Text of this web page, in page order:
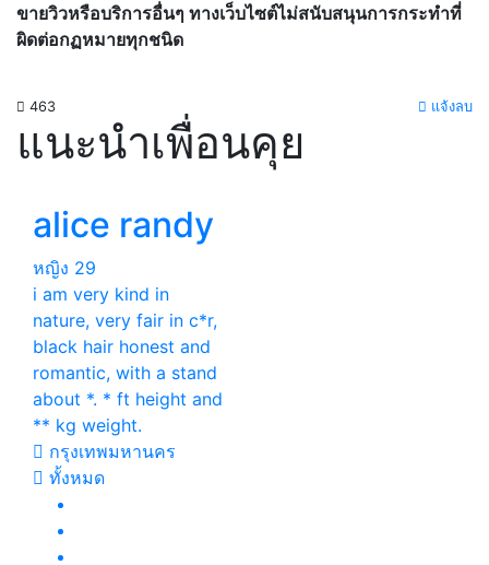
ขายวิวหรือบริการอื่นๆ ทางเว็บไซต์ไม่สนับสนุนการกระทำที่
ผิดต่อกฏหมายทุกชนิด
463 แจ้งลบ
แนะนำเพื่อนคุย
alice randy
หญิง 29
i am very kind in
nature, very fair in c*r,
black hair honest and
romantic, with a stand
about *. * ft height and
** kg weight.
กรุงเทพมหานคร
ทั้งหมด